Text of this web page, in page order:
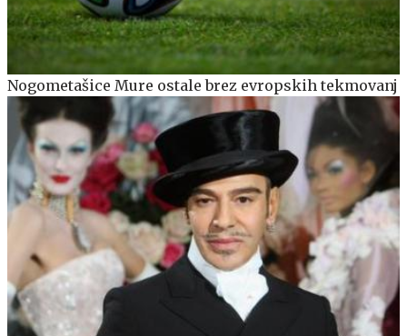
Nogometašice Mure ostale brez evropskih tekmovanj